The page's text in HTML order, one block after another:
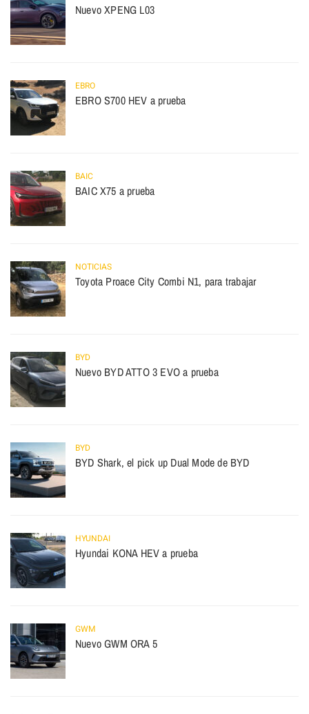
Nuevo XPENG L03
EBRO
EBRO S700 HEV a prueba
BAIC
BAIC X75 a prueba
NOTICIAS
Toyota Proace City Combi N1, para trabajar
BYD
Nuevo BYD ATTO 3 EVO a prueba
BYD
BYD Shark, el pick up Dual Mode de BYD
HYUNDAI
Hyundai KONA HEV a prueba
GWM
Nuevo GWM ORA 5